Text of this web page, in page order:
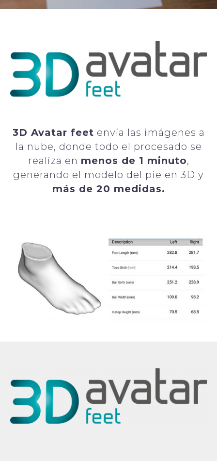
3D Avatar feet envía las imágenes a
la nube, donde todo el procesado se
realiza en menos de 1 minuto,
generando el modelo del pie en 3D y
más de 20 medidas.